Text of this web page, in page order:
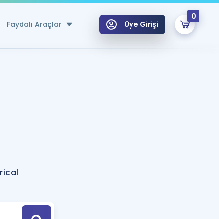
Faydalı Araçlar
Hesaplama Aracı
için Öneriler
Tek Takvimde
Üye Girişi
0
Hoca ile seni sınava hazırlayacak onlarca eğitim seni bekliyor!